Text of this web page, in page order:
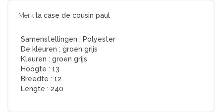
Merk la case de cousin paul
Samenstellingen : Polyester
De kleuren : groen grijs
Kleuren : groen grijs
Hoogte : 13
Breedte : 12
Lengte : 240